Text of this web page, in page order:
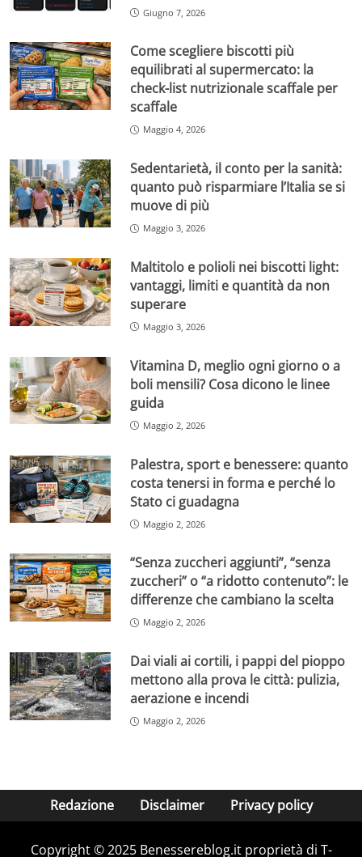
Giugno 7, 2026
Come scegliere biscotti più
equilibrati al supermercato: la
check-list nutrizionale scaffale per
scaffale
Maggio 4, 2026
Sedentarietà, il conto per la sanità:
quanto può risparmiare l’Italia se si
muove di più
Maggio 3, 2026
Maltitolo e polioli nei biscotti light:
vantaggi, limiti e quantità da non
superare
Maggio 3, 2026
Vitamina D, meglio ogni giorno o a
boli mensili? Cosa dicono le linee
guida
Maggio 2, 2026
Palestra, sport e benessere: quanto
costa tenersi in forma e perché lo
Stato ci guadagna
Maggio 2, 2026
“Senza zuccheri aggiunti”, “senza
zuccheri” o “a ridotto contenuto”: le
differenze che cambiano la scelta
Maggio 2, 2026
Dai viali ai cortili, i pappi del pioppo
mettono alla prova le città: pulizia,
aerazione e incendi
Maggio 2, 2026
Redazione Disclaimer Privacy policy
Copyright © 2025 Benessereblog.it proprietà di T-